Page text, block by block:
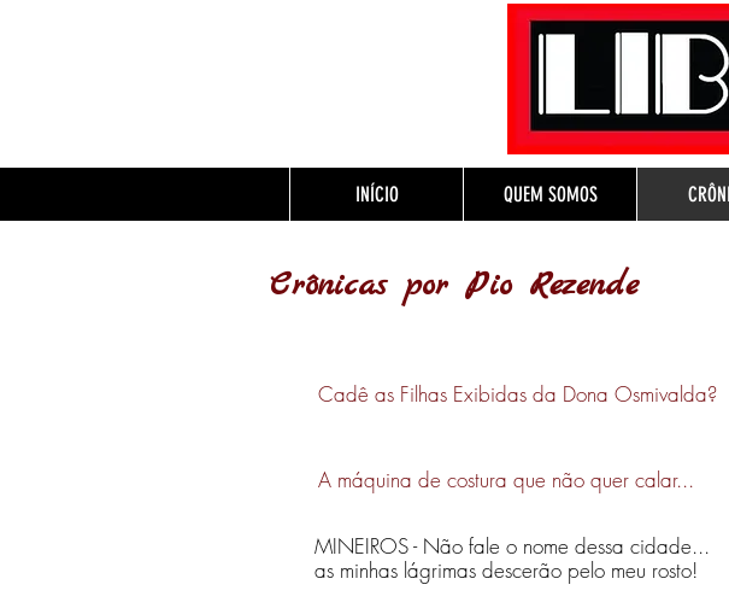
INÍCIO QUEM SOMOS
Crônicas por Pio Rezende
Cadê as Filhas Exibidas da Dona Osmivalda?
A máquina de costura que não quer calar...
MINEIROS - Não fale o nome dessa cidade...
as minhas lágrimas descerão pelo meu rosto!